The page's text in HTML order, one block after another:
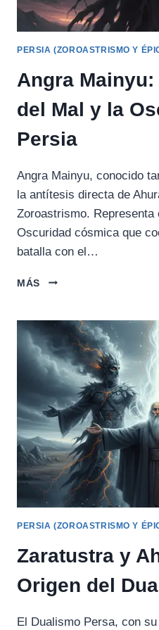
PERSIA (ZOROASTRISMO Y
Angra
del Mal y la
Persia
Angra Mainyu, conocido
la antítesis directa de
Zoroastrismo.
Oscuridad cósmica que
batalla con el…
MÁS
ANGRA
PRINCIPIO
DEL
MAL
Y
OSCURIDAD
EN
PERSIA
PERSIA (ZOROASTRISMO Y
Zaratustra y
Origen del
El Dualismo Persa, con